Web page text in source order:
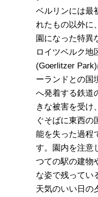
ベルリンには最
れたもの以外に
園になった特異
ロイツベルク地
(Goerlitzer
ーランドとの国
へ発着する鉄道
きな被害を受け
ぐそばに東西の
能を失った過程
す。園内を注意
つての駅の建物
な姿で残ってい
天気のいい日の